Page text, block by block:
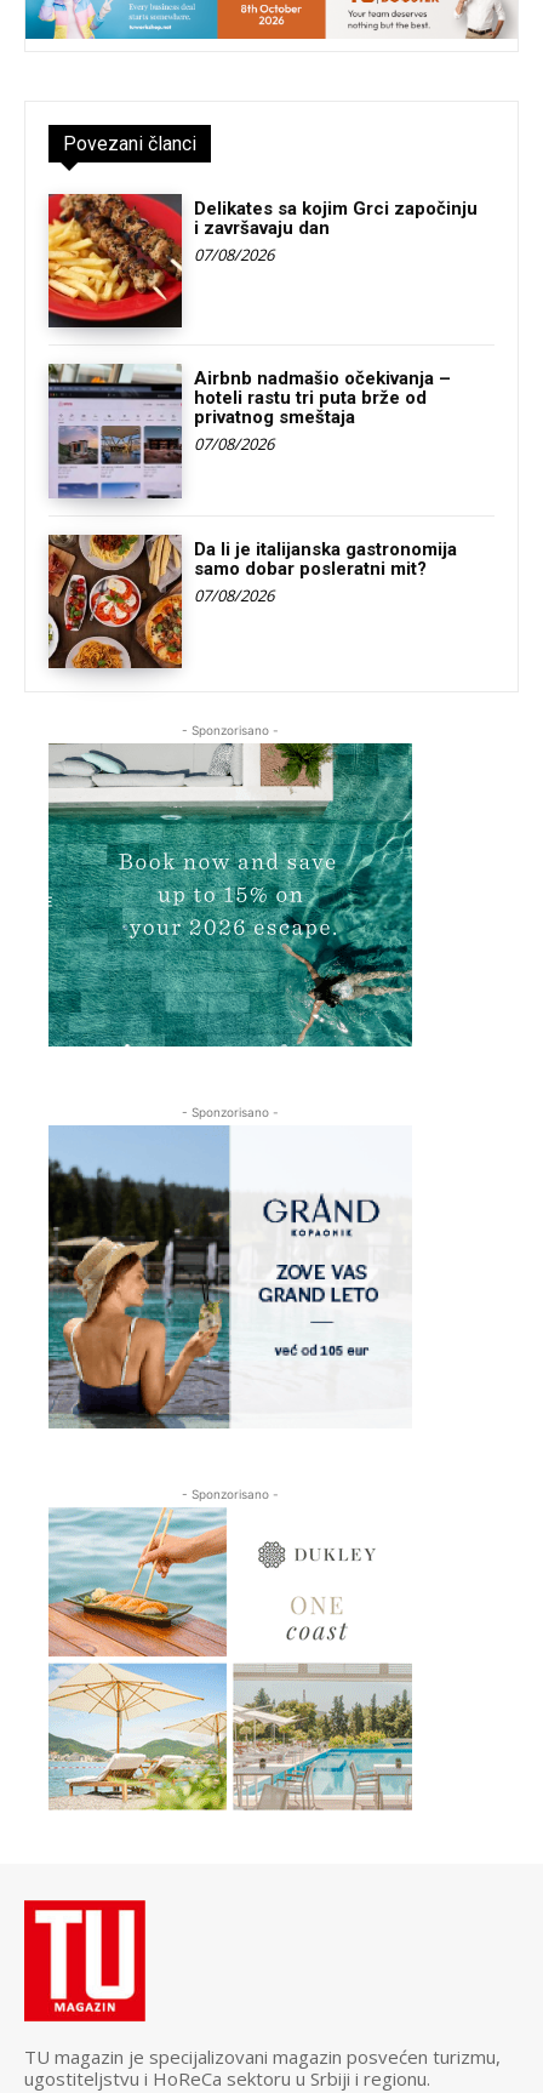
Povezani članci
Delikates sa kojim Grci započinju
i završavaju dan
07/08/2026
Airbnb nadmašio očekivanja –
hoteli rastu tri puta brže od
privatnog smeštaja
07/08/2026
Da li je italijanska gastronomija
samo dobar posleratni mit?
07/08/2026
- Sponzorisano -
- Sponzorisano -
- Sponzorisano -
TU magazin je specijalizovani magazin posvećen turizmu,
ugostiteljstvu i HoReCa sektoru u Srbiji i regionu.